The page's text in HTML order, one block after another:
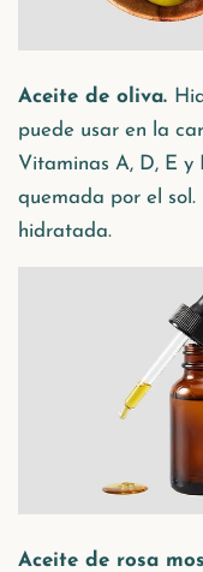
Aceite de oliva.
puede usar en la
Vitaminas A, D, E y
quemada por el sol.
hidratada.
Aceite de rosa